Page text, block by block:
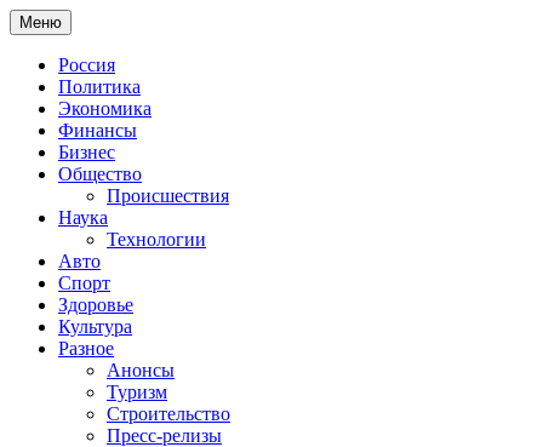
Меню
Россия
Политика
Экономика
Финансы
Бизнес
Общество
Происшествия
Наука
Технологии
Авто
Спорт
Здоровье
Культура
Разное
Анонсы
Туризм
Строительство
Пресс-релизы